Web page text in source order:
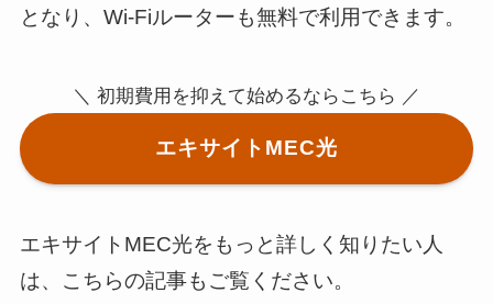
となり、Wi-Fiルーターも無料で利用できます。
＼ 初期費用を抑えて始めるならこちら ／
エキサイトMEC光
エキサイトMEC光をもっと詳しく知りたい人
は、こちらの記事もご覧ください。